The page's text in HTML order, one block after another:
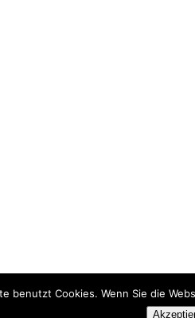
benutzt Cookies. Wenn Sie die